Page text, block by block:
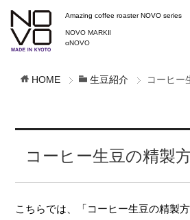
Amazing coffee roaster NOVO series
NOVO MARKⅡ
αNOVO
HOME 生豆紹介 コーヒー
コーヒー生豆の精製
こちらでは、「コーヒー生豆の精製